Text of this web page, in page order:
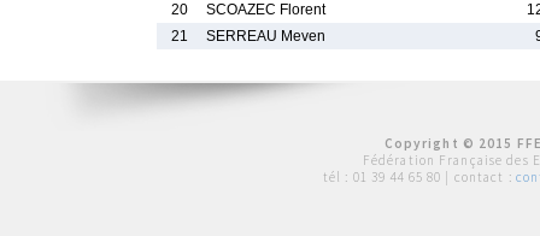
20
SCOAZEC Florent
21
SERREAU Meven
Copyright © 2015
Fédération Française des
tél : 01 39 44 65 80 | contact :